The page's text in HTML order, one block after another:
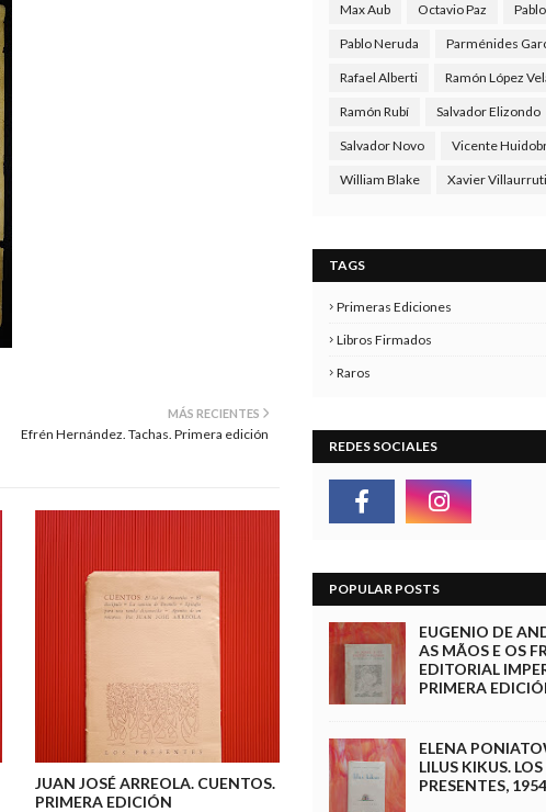
MÁS RECIENTES
Efrén Hernández. Tachas. Primera edición
JUAN JOSÉ ARREOLA. CUENTOS.
PRIMERA EDICIÓN
Max Aub Octavio Paz
Pablo Neruda Parménides
Rafael Alberti Ramón López
Ramón Rubí Salvador Elizondo
Salvador Novo Vicente
William Blake Xavier
TAGS
Primeras Ediciones
Libros Firmados
Raros
REDES SOCIALES
POPULAR POSTS
EUGENIO DE
AS MÃOS E OS
EDITORIAL
PRIMERA
ELENA
LILUS KIKUS. LOS
PRESENTES,